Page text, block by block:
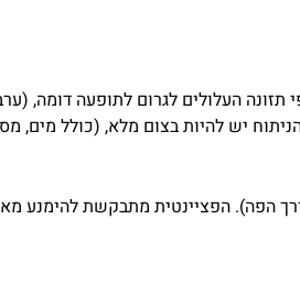
ומתוספי תזונה העלולים לגרום לתופעה דומה,
יש להיות בצום מלא, (כולל מים,